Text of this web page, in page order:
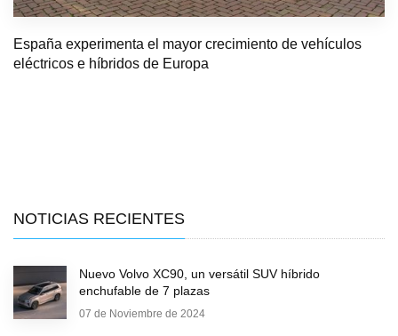
España experimenta el mayor crecimiento de vehículos
eléctricos e híbridos de Europa
NOTICIAS RECIENTES
Nuevo Volvo XC90, un versátil SUV híbrido
enchufable de 7 plazas
07 de Noviembre de 2024